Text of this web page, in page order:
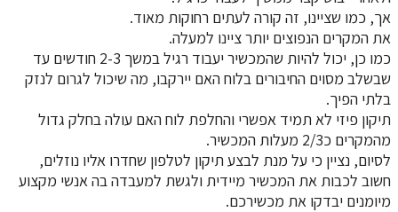
אך, כמו שציינו, זה קורה לעתים רחוקות מאוד.
את המקרים הנפוצים יותר ציינו למעלה.
כמו כן, יכול להיות שהמכשיר יעבוד רגיל במשך 2-3 חודשים עד
שבשלב מסוים החיבורים בלוח האם יירקבו, מה שיכול לגרום לנזק
בלתי הפיך.
​​​​​​​תיקון פיזי לא תמיד אפשרי והחלפת לוח האם עולה בחלק גדול
מהמקרים כ2/3 מעלות המכשיר.
לסיום, נציין כי על מנת לבצע תיקון לטלפון שחדרו אליו נוזלים,
חשוב לכבות את המכשיר מיידית ולגשת למעבדה בה אנשי מקצוע
מיומנים יבדקו את מכשירכם.